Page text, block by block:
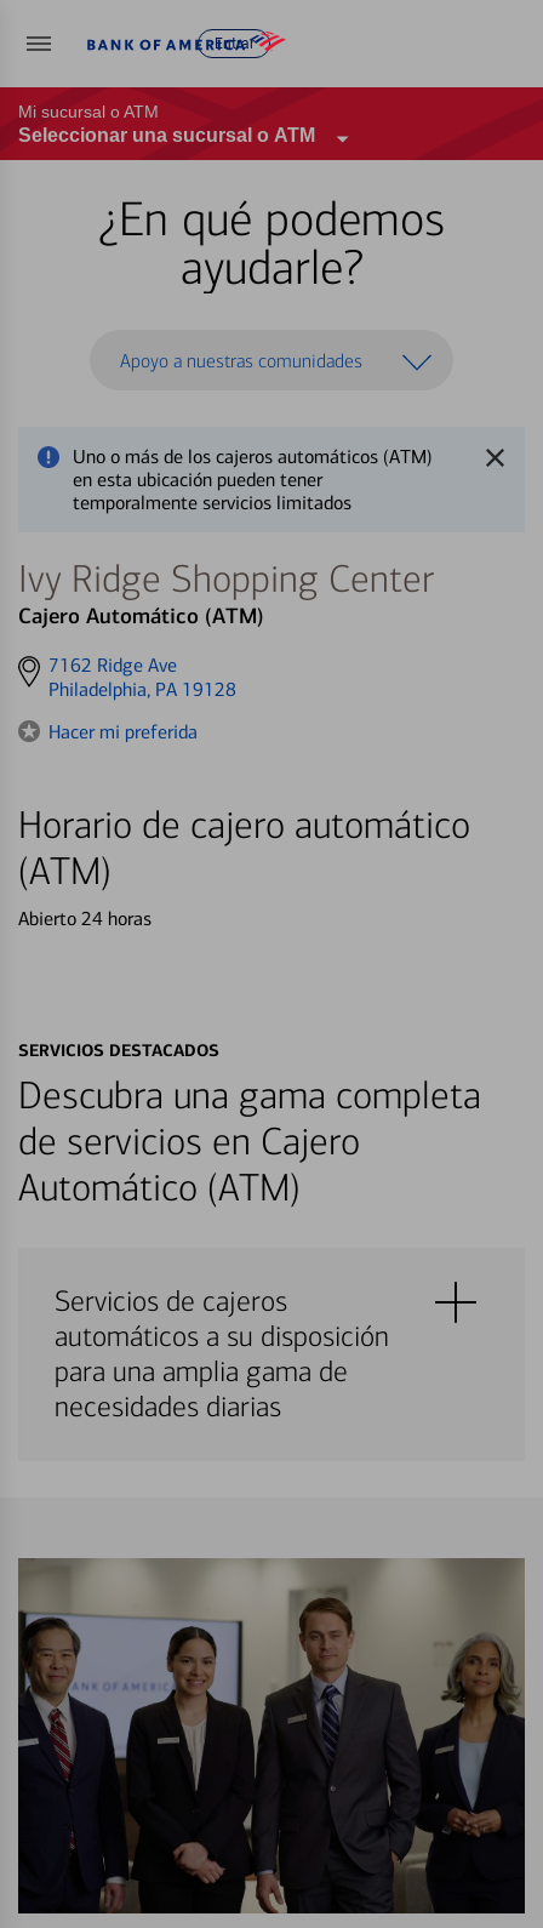
Entrar
Mi sucursal o ATM
Seleccionar una sucursal o ATM
¿En qué podemos
ayudarle?
Apoyo a nuestras comunidades
Uno o más de los cajeros automáticos (ATM)
en esta ubicación pueden tener
temporalmente servicios limitados
Ivy Ridge Shopping Center
Cajero Automático (ATM)
Get
directions
7162 Ridge Ave
Philadelphia, PA 19128
Hacer mi preferida
Horario de cajero automático
(ATM)
Abierto 24 horas
SERVICIOS DESTACADOS
Descubra una gama completa
de servicios en Cajero
Automático (ATM)
Servicios de cajeros
automáticos a su disposición
para una amplia gama de
necesidades diarias